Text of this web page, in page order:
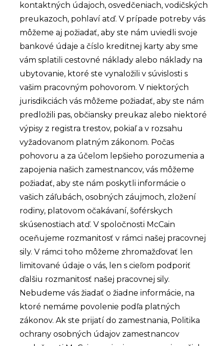
kontaktných údajoch, osvedčeniach, vodičských
preukazoch, pohlaví atď. V prípade potreby vás
môžeme aj požiadať, aby ste nám uviedli svoje
bankové údaje a číslo kreditnej karty aby sme
vám splatili cestovné náklady alebo náklady na
ubytovanie, ktoré ste vynaložili v súvislosti s
vašim pracovným pohovorom. V niektorých
jurisdikciách vás môžeme požiadať, aby ste nám
predložili pas, občiansky preukaz alebo niektoré
výpisy z registra trestov, pokiaľ a v rozsahu
vyžadovanom platným zákonom. Počas
pohovoru a za účelom lepšieho porozumenia a
zapojenia našich zamestnancov, vás môžeme
požiadať, aby ste nám poskytli informácie o
vašich záľubách, osobných záujmoch, zložení
rodiny, platovom očakávaní, šoférskych
skúsenostiach atď. V spoločnosti McCain
oceňujeme rozmanitosť v rámci našej pracovnej
sily. V rámci toho môžeme zhromažďovať len
limitované údaje o vás, len s cieľom podporiť
ďalšiu rozmanitosť našej pracovnej sily.
Nebudeme vás žiadať o žiadne informácie, na
ktoré nemáme povolenie podľa platných
zákonov. Ak ste prijatí do zamestnania, Politika
ochrany osobných údajov zamestnancov